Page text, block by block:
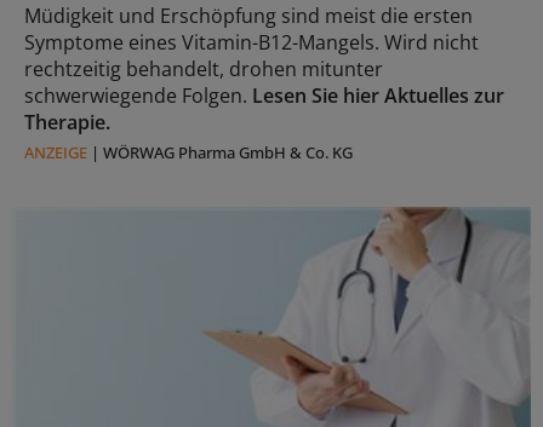
Müdigkeit und Erschöpfung sind meist die ersten
Symptome eines Vitamin-B12-Mangels. Wird nicht
rechtzeitig behandelt, drohen mitunter
schwerwiegende Folgen. Lesen Sie hier Aktuelles zur
Therapie.
ANZEIGE | WÖRWAG Pharma GmbH & Co. KG